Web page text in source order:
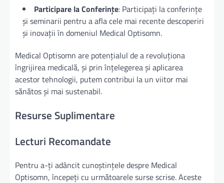
Participare la Conferințe: Participați la conferințe
și seminarii pentru a afla cele mai recente descoperiri
și inovații în domeniul Medical Optisomn.
Medical Optisomn are potențialul de a revoluționa
îngrijirea medicală, și prin înțelegerea și aplicarea
acestor tehnologii, putem contribui la un viitor mai
sănătos și mai sustenabil.
Resurse Suplimentare
Lecturi Recomandate
Pentru a-ți adâncit cunoștințele despre Medical
Optisomn, începeți cu următoarele surse scrise. Aceste